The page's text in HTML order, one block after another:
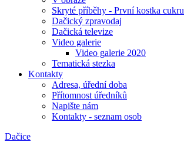
Skryté příběhy - První kostka cukru
Dačický zpravodaj
Dačická televize
Video galerie
Video galerie 2020
Tematická stezka
Kontakty
Adresa, úřední doba
Přítomnost úředníků
Napište nám
Kontakty - seznam osob
Dačice